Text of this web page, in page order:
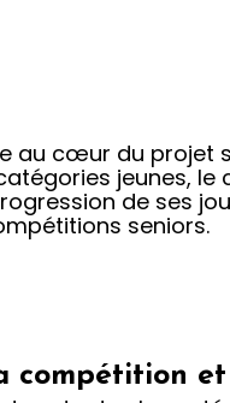
au cœur du projet
jeunes, le
de ses
seniors.
compétition